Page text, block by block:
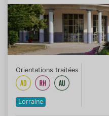
Orientations traitées
Lorraine